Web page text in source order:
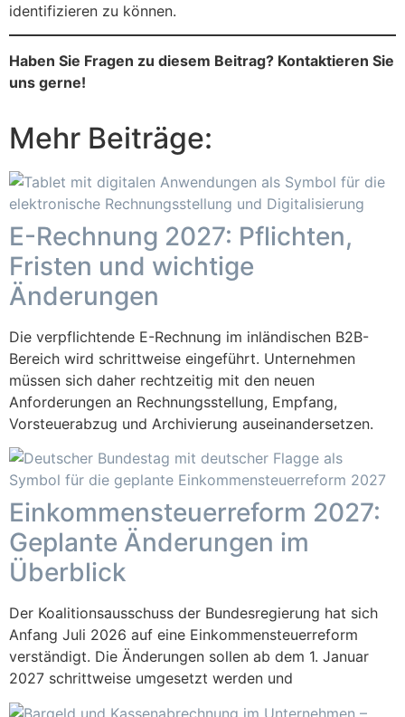
identifizieren zu können.
Haben Sie Fragen zu diesem Beitrag? Kontaktieren Sie
uns gerne!
Mehr Beiträge:
E-Rechnung 2027: Pflichten,
Fristen und wichtige
Änderungen
Die verpflichtende E-Rechnung im inländischen B2B-
Bereich wird schrittweise eingeführt. Unternehmen
müssen sich daher rechtzeitig mit den neuen
Anforderungen an Rechnungsstellung, Empfang,
Vorsteuerabzug und Archivierung auseinandersetzen.
Einkommensteuerreform 2027:
Geplante Änderungen im
Überblick
Der Koalitionsausschuss der Bundesregierung hat sich
Anfang Juli 2026 auf eine Einkommensteuerreform
verständigt. Die Änderungen sollen ab dem 1. Januar
2027 schrittweise umgesetzt werden und